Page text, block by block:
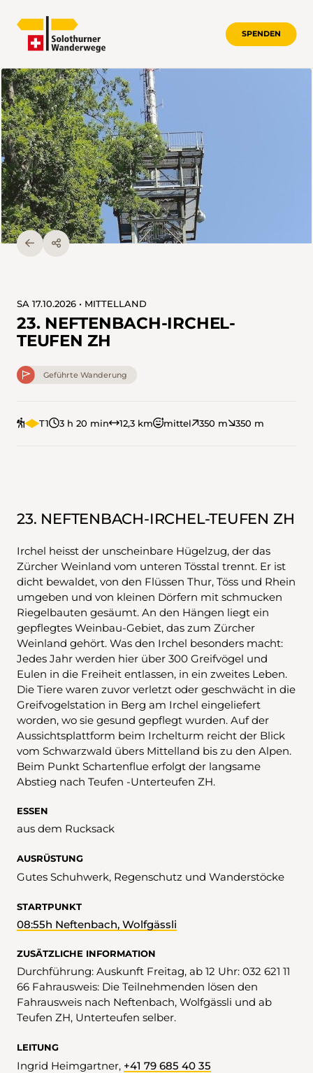
SPENDEN
SA 17.10.2026 • MITTELLAND
23. NEFTENBACH-IRCHEL-
TEUFEN ZH
Geführte Wanderung
T1 3 h 20 min 12,3 km mittel 350 m 350 m
23. NEFTENBACH-IRCHEL-TEUFEN ZH
Irchel heisst der unscheinbare Hügelzug, der das
Zürcher Weinland vom unteren Tösstal trennt. Er ist
dicht bewaldet, von den Flüssen Thur, Töss und Rhein
umgeben und von kleinen Dörfern mit schmucken
Riegelbauten gesäumt. An den Hängen liegt ein
gepflegtes Weinbau-Gebiet, das zum Zürcher
Weinland gehört. Was den Irchel besonders macht:
Jedes Jahr werden hier über 300 Greifvögel und
Eulen in die Freiheit entlassen, in ein zweites Leben.
Die Tiere waren zuvor verletzt oder geschwächt in die
Greifvogelstation in Berg am Irchel eingeliefert
worden, wo sie gesund gepflegt wurden. Auf der
Aussichtsplattform beim Irchelturm reicht der Blick
vom Schwarzwald übers Mittelland bis zu den Alpen.
Beim Punkt Schartenflue erfolgt der langsame
Abstieg nach Teufen -Unterteufen ZH.
ESSEN
aus dem Rucksack
AUSRÜSTUNG
Gutes Schuhwerk, Regenschutz und Wanderstöcke
STARTPUNKT
08:55h Neftenbach, Wolfgässli
ZUSÄTZLICHE INFORMATION
Durchführung: Auskunft Freitag, ab 12 Uhr: 032 621 11
66 Fahrausweis: Die Teilnehmenden lösen den
Fahrausweis nach Neftenbach, Wolfgässli und ab
Teufen ZH, Unterteufen selber.
LEITUNG
Ingrid Heimgartner, +41 79 685 40 35